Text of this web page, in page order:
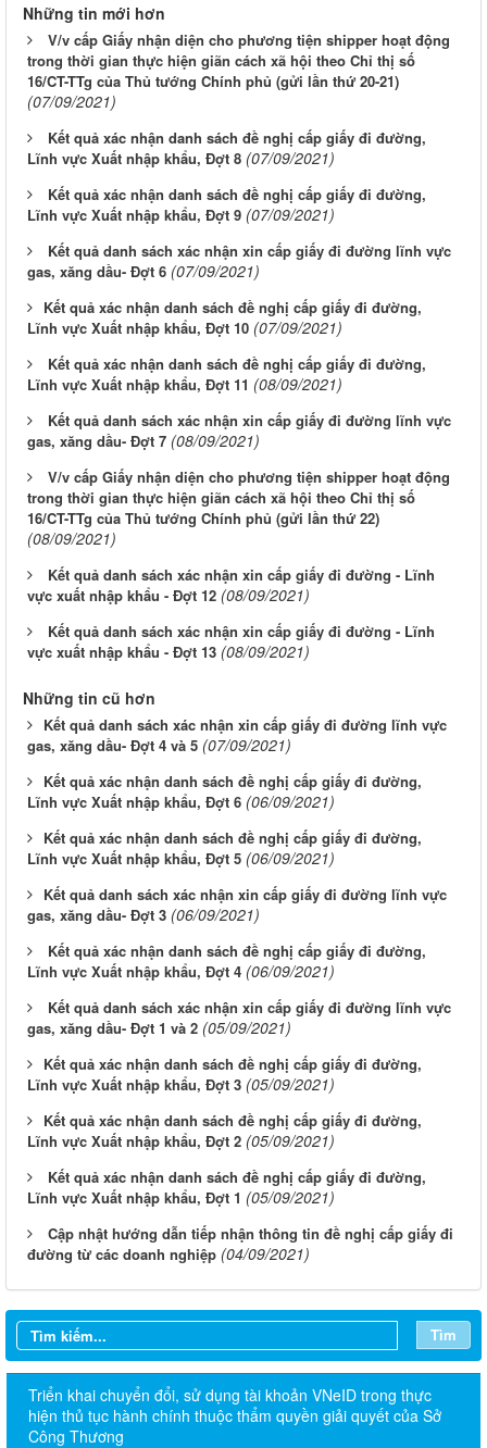
Những tin mới hơn
V/v cấp Giấy nhận diện cho phương tiện shipper hoạt động
trong thời gian thực hiện giãn cách xã hội theo Chỉ thị số
16/CT-TTg của Thủ tướng Chính phủ (gửi lần thứ 20-21)
(07/09/2021)
Kết quả xác nhận danh sách đề nghị cấp giấy đi đường,
Lĩnh vực Xuất nhập khẩu, Đợt 8 (07/09/2021)
Kết quả xác nhận danh sách đề nghị cấp giấy đi đường,
Lĩnh vực Xuất nhập khẩu, Đợt 9 (07/09/2021)
Kết quả danh sách xác nhận xin cấp giấy đi đường lĩnh vực
gas, xăng dầu- Đợt 6 (07/09/2021)
​Kết quả xác nhận danh sách đề nghị cấp giấy đi đường,
Lĩnh vực Xuất nhập khẩu, Đợt 10 (07/09/2021)
Kết quả xác nhận danh sách đề nghị cấp giấy đi đường,
Lĩnh vực Xuất nhập khẩu, Đợt 11 (08/09/2021)
Kết quả danh sách xác nhận xin cấp giấy đi đường lĩnh vực
gas, xăng dầu- Đợt 7 (08/09/2021)
V/v cấp Giấy nhận diện cho phương tiện shipper hoạt động
trong thời gian thực hiện giãn cách xã hội theo Chỉ thị số
16/CT-TTg của Thủ tướng Chính phủ (gửi lần thứ 22)
(08/09/2021)
Kết quả danh sách xác nhận xin cấp giấy đi đường - Lĩnh
vực xuất nhập khẩu - Đợt 12 (08/09/2021)
Kết quả danh sách xác nhận xin cấp giấy đi đường - Lĩnh
vực xuất nhập khẩu - Đợt 13 (08/09/2021)
Những tin cũ hơn
​Kết quả danh sách xác nhận xin cấp giấy đi đường lĩnh vực
gas, xăng dầu- Đợt 4 và 5 (07/09/2021)
​Kết quả xác nhận danh sách đề nghị cấp giấy đi đường,
Lĩnh vực Xuất nhập khẩu, Đợt 6 (06/09/2021)
​Kết quả xác nhận danh sách đề nghị cấp giấy đi đường,
Lĩnh vực Xuất nhập khẩu, Đợt 5 (06/09/2021)
​Kết quả danh sách xác nhận xin cấp giấy đi đường lĩnh vực
gas, xăng dầu- Đợt 3 (06/09/2021)
Kết quả xác nhận danh sách đề nghị cấp giấy đi đường,
Lĩnh vực Xuất nhập khẩu, Đợt 4 (06/09/2021)
Kết quả danh sách xác nhận xin cấp giấy đi đường lĩnh vực
gas, xăng dầu- Đợt 1 và 2 (05/09/2021)
​Kết quả xác nhận danh sách đề nghị cấp giấy đi đường,
Lĩnh vực Xuất nhập khẩu, Đợt 3 (05/09/2021)
​Kết quả xác nhận danh sách đề nghị cấp giấy đi đường,
Lĩnh vực Xuất nhập khẩu, Đợt 2 (05/09/2021)
Kết quả xác nhận danh sách đề nghị cấp giấy đi đường,
Lĩnh vực Xuất nhập khẩu, Đợt 1 (05/09/2021)
Cập nhật hướng dẫn tiếp nhận thông tin đề nghị cấp giấy đi
đường từ các doanh nghiệp (04/09/2021)
Tìm
Triển khai chuyển đổi, sử dụng tài khoản VNeID trong thực
hiện thủ tục hành chính thuộc thẩm quyền giải quyết của Sở
Công Thương